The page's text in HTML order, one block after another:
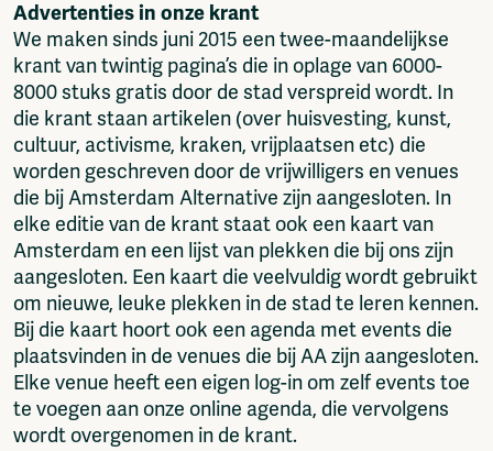
Advertenties in onze krant
We maken sinds juni 2015 een twee-maandelijkse
krant van twintig pagina’s die in oplage van 6000-
8000 stuks gratis door de stad verspreid wordt. In
die krant staan artikelen (over huisvesting, kunst,
cultuur, activisme, kraken, vrijplaatsen etc) die
worden geschreven door de vrijwilligers en venues
die bij Amsterdam Alternative zijn aangesloten. In
elke editie van de krant staat ook een kaart van
Amsterdam en een lijst van plekken die bij ons zijn
aangesloten. Een kaart die veelvuldig wordt gebruikt
om nieuwe, leuke plekken in de stad te leren kennen.
Bij die kaart hoort ook een agenda met events die
plaatsvinden in de venues die bij AA zijn aangesloten.
Elke venue heeft een eigen log-in om zelf events toe
te voegen aan onze online agenda, die vervolgens
wordt overgenomen in de krant.